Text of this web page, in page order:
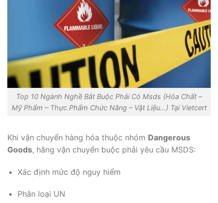
Top 10 Ngành Nghề Bắt Buộc Phải Có Msds (Hóa Chất –
Mỹ Phẩm – Thực Phẩm Chức Năng – Vật Liệu…) Tại Vietcert
Khi vận chuyển hàng hóa thuộc nhóm Dangerous
Goods, hãng vận chuyển buộc phải yêu cầu MSDS:
Xác định mức độ nguy hiểm
Phân loại UN